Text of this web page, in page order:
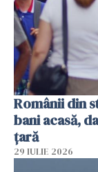
Românii din
bani acasă,
țară
29 IULIE 2026